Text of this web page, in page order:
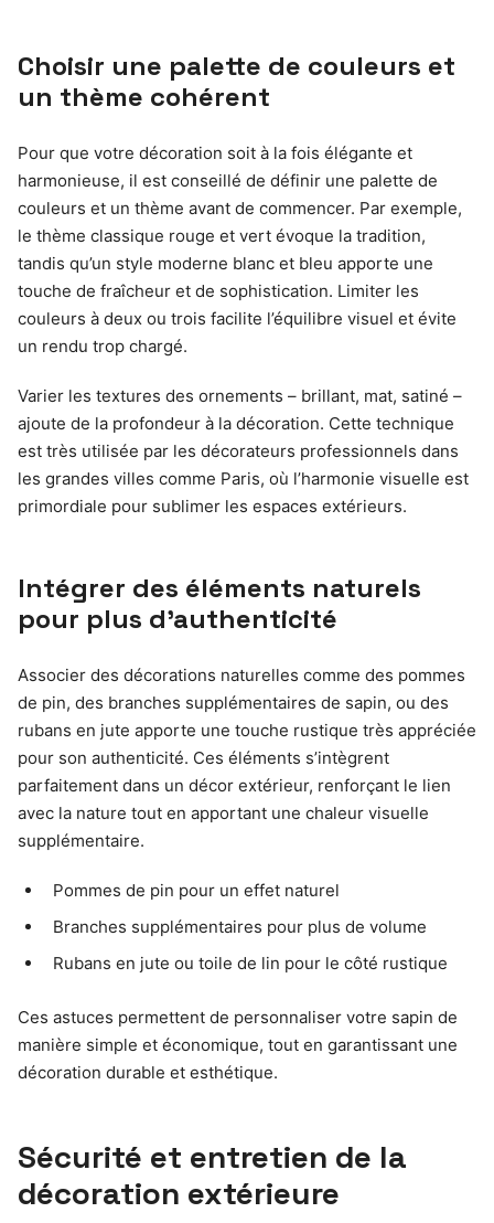
Choisir une palette de couleurs et
un thème cohérent
Pour que votre décoration soit à la fois élégante et
harmonieuse, il est conseillé de définir une palette de
couleurs et un thème avant de commencer. Par exemple,
le thème classique rouge et vert évoque la tradition,
tandis qu’un style moderne blanc et bleu apporte une
touche de fraîcheur et de sophistication. Limiter les
couleurs à deux ou trois facilite l’équilibre visuel et évite
un rendu trop chargé.
Varier les textures des ornements – brillant, mat, satiné –
ajoute de la profondeur à la décoration. Cette technique
est très utilisée par les décorateurs professionnels dans
les grandes villes comme Paris, où l’harmonie visuelle est
primordiale pour sublimer les espaces extérieurs.
Intégrer des éléments naturels
pour plus d’authenticité
Associer des décorations naturelles comme des pommes
de pin, des branches supplémentaires de sapin, ou des
rubans en jute apporte une touche rustique très appréciée
pour son authenticité. Ces éléments s’intègrent
parfaitement dans un décor extérieur, renforçant le lien
avec la nature tout en apportant une chaleur visuelle
supplémentaire.
Pommes de pin pour un effet naturel
Branches supplémentaires pour plus de volume
Rubans en jute ou toile de lin pour le côté rustique
Ces astuces permettent de personnaliser votre sapin de
manière simple et économique, tout en garantissant une
décoration durable et esthétique.
Sécurité et entretien de la
décoration extérieure